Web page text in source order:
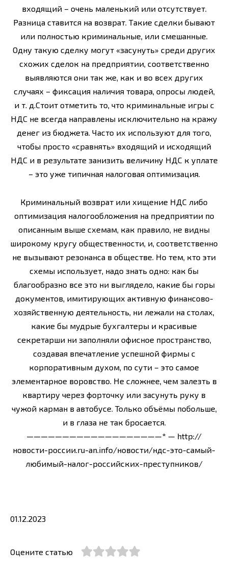
входящий – очень маленький или отсутствует.
Разница ставится на возврат. Такие сделки бывают
или полностью криминальные, или смешанные.
Одну такую сделку могут «засунуть» среди других
схожих сделок на предприятии, соответственно
выявляются они так же, как и во всех других
случаях – фиксация наличия товара, опросы людей,
и т. д.Стоит отметить то, что криминальные игры с
НДС не всегда направлены исключительно на кражу
денег из бюджета. Часто их используют для того,
чтобы просто «сравнять» входящий и исходящий
НДС и в результате занизить величину НДС к уплате
– это уже типичная налоговая оптимизация.
Криминальный возврат или хищение НДС либо
оптимизация налогообложения на предприятии по
описанным выше схемам, как правило, не видны
широкому кругу общественности, и, соответственно
не вызывают резонанса в обществе. Но тем, кто эти
схемы использует, надо знать одно: как бы
благообразно все это ни выглядело, какие бы горы
документов, имитирующих активную финансово-
хозяйственную деятельность, ни лежали на столах,
какие бы мудрые бухгалтеры и красивые
секретарши ни заполняли офисное пространство,
создавая впечатление успешной фирмы с
корпоративным духом, по сути – это самое
элементарное воровство. Не сложнее, чем залезть в
квартиру через форточку или засунуть руку в
чужой карман в автобусе. Только объёмы побольше,
и в глаза не так бросается.
———————————————————* — http://
новости-россии.ru-an.info/новости/ндс-это-самый-
любимый-налог-российских-преступников/
01.12.2023
Оцените статью